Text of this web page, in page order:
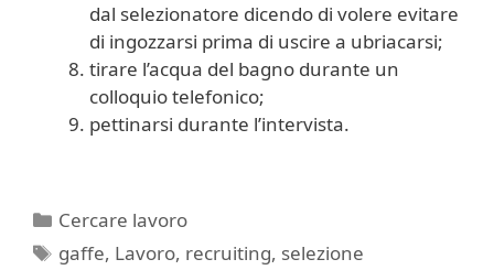
dal selezionatore dicendo di volere evitare
di ingozzarsi prima di uscire a ubriacarsi;
tirare l’acqua del bagno durante un
colloquio telefonico;
pettinarsi durante l’intervista.
Categorie
Cercare lavoro
Tag
gaffe, Lavoro, recruiting, selezione